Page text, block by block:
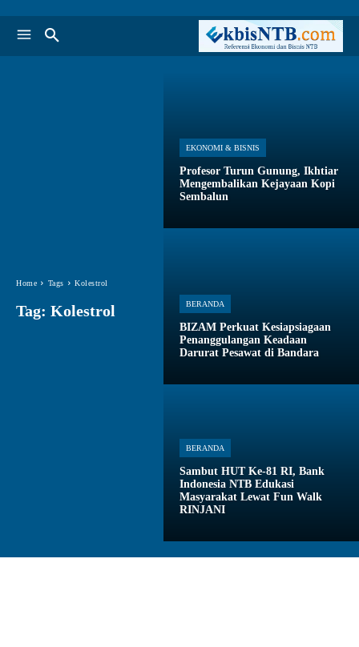
Home Tags Kolestrol
Tag: Kolestrol
EKONOMI & BISNIS
Profesor Turun Gunung, Ikhtiar
Mengembalikan Kejayaan Kopi
Sembalun
BERANDA
BIZAM Perkuat Kesiapsiagaan
Penanggulangan Keadaan
Darurat Pesawat di Bandara
BERANDA
Sambut HUT Ke-81 RI, Bank
Indonesia NTB Edukasi
Masyarakat Lewat Fun Walk
RINJANI